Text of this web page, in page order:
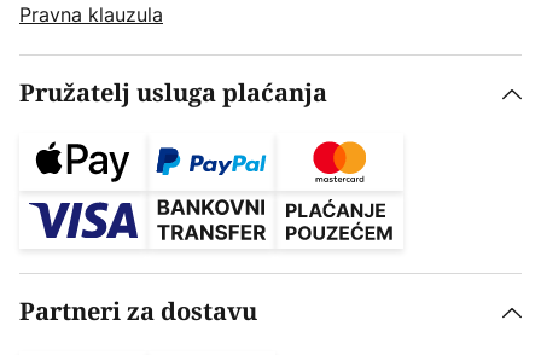
Pravna klauzula
Pružatelj usluga plaćanja
Partneri za dostavu